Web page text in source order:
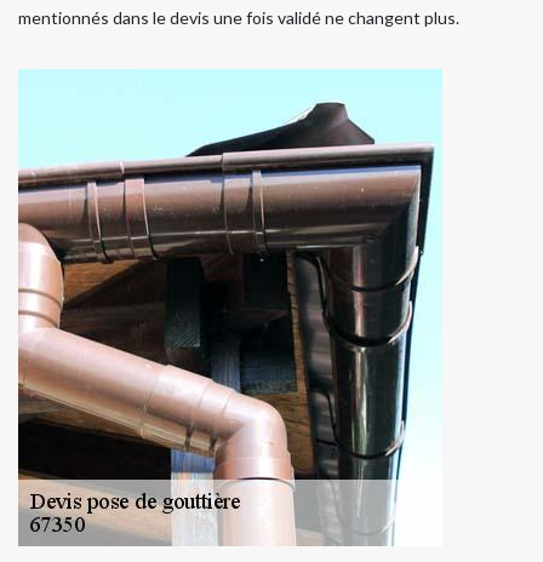
mentionnés dans le devis une fois validé ne changent plus.